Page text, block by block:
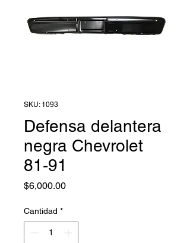
SKU: 1093
Defensa delantera
negra Chevrolet
81-91
$6,000.00Precio
Cantidad *